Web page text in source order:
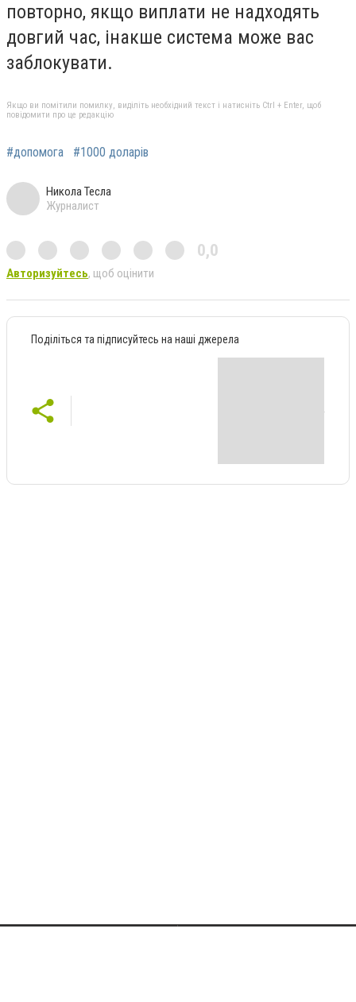
повторно, якщо виплати не надходять
довгий час, інакше система може вас
заблокувати.
Якщо ви помітили помилку, виділіть необхідний текст і натисніть Ctrl + Enter, щоб
повідомити про це редакцію
#допомога #1000 доларів
Никола Тесла
Журналист
0,0
Авторизуйтесь, щоб оцінити
Поділіться та підписуйтесь на наші джерела